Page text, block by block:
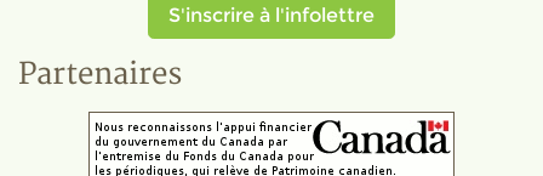
S'inscrire à l'infolettre
Partenaires